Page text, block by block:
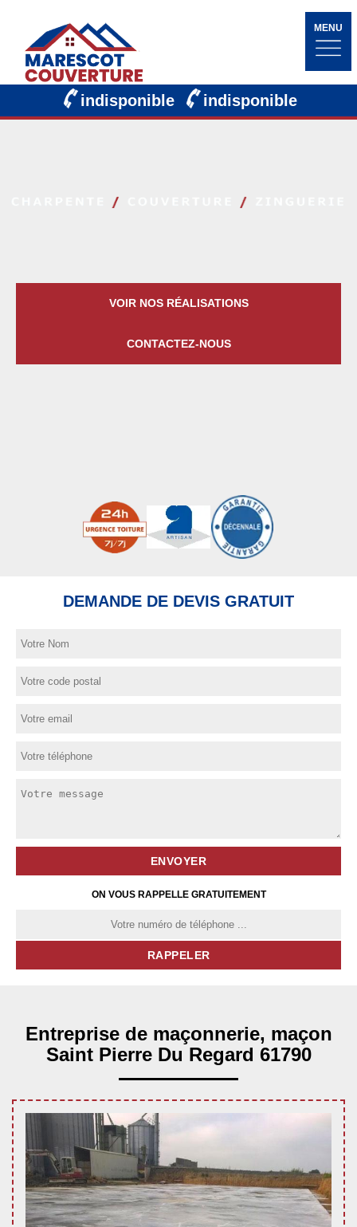
MENU
indisponible indisponible
VOIR NOS RÉALISATIONS
CONTACTEZ-NOUS
DEMANDE DE DEVIS GRATUIT
ON VOUS RAPPELLE GRATUITEMENT
Entreprise de maçonnerie, maçon
Saint Pierre Du Regard 61790